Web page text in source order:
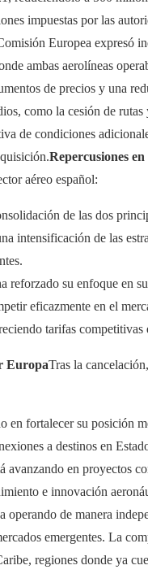
impuestas por las
Europea expresó
ambas aerolíneas
de precios y una
como la cesión de
de condiciones
Repercusiones
aéreo español:
de las dos
intensificación de las
reforzado su enfoque en
eficazmente en el
tarifas competitivas
EuropaTras la
en fortalecer su posición
a destinos en
avanzando en proyectos
e innovación
operando de manera
emergentes. La
regiones donde ya